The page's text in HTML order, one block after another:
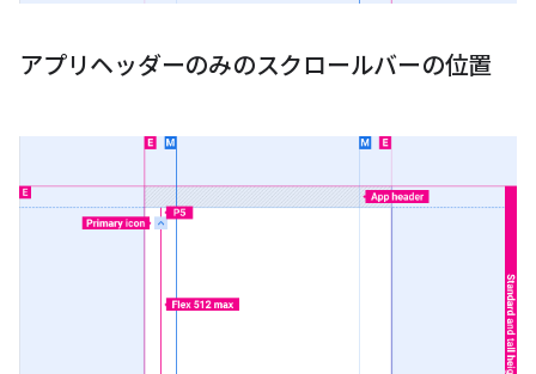
アプリヘッダーのみのスクロールバーの位置